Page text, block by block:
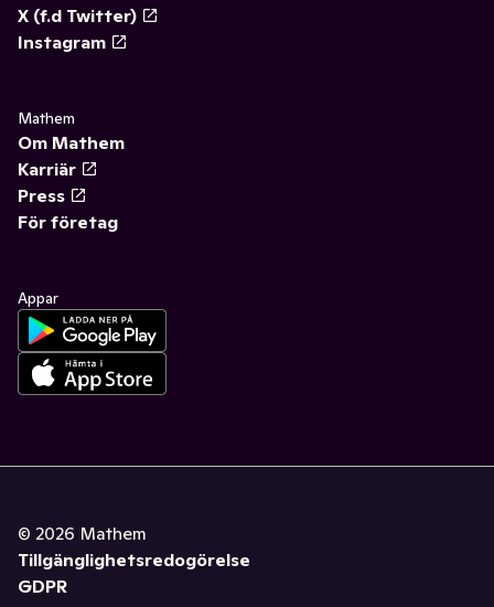
X (f.d Twitter)
Instagram
Mathem
Om Mathem
Karriär
Press
För företag
Appar
© 2026 Mathem
Tillgänglighetsredogörelse
GDPR